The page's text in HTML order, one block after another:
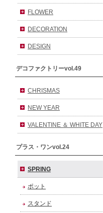
FLOWER
DECORATION
DESIGN
デコファクトリーvol.49
CHRISMAS
NEW YEAR
VALENTINE ＆ WHITE DAY
プラス・ワンvol.24
SPRING
ポット
スタンド